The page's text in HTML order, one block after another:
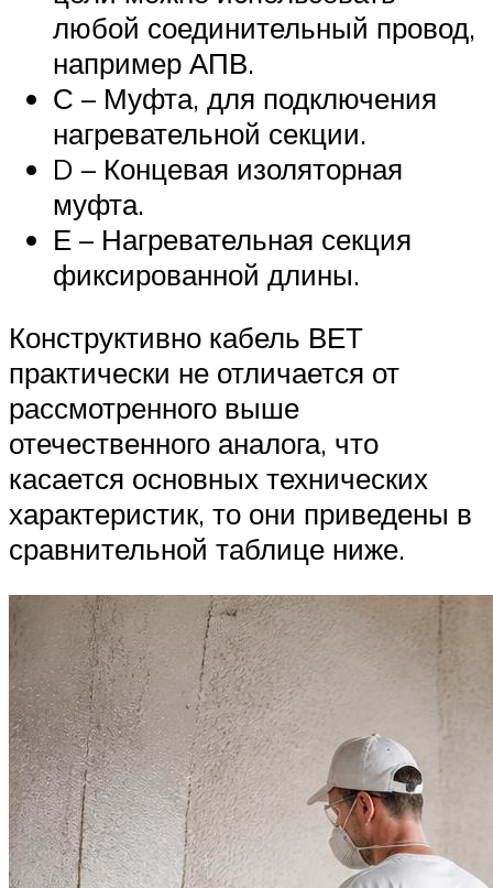
любой соединительный провод,
например АПВ.
С – Муфта, для подключения
нагревательной секции.
D – Концевая изоляторная
муфта.
Е – Нагревательная секция
фиксированной длины.
Конструктивно кабель ВЕТ
практически не отличается от
рассмотренного выше
отечественного аналога, что
касается основных технических
характеристик, то они приведены в
сравнительной таблице ниже.